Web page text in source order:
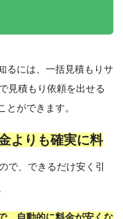
るには、一括見積もりサ
見積もり依頼を出せる
ができます。
よりも確実に料
で、できるだけ安く引
、自動的に料金が安くな